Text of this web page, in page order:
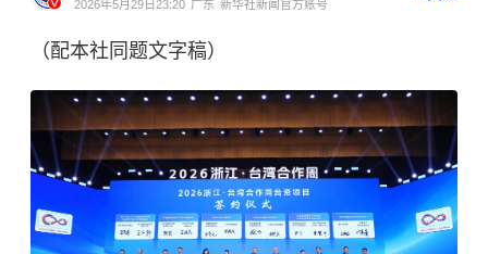
2026年5月29日23:20 广东 新华社新闻官方账号
（配本社同题文字稿）